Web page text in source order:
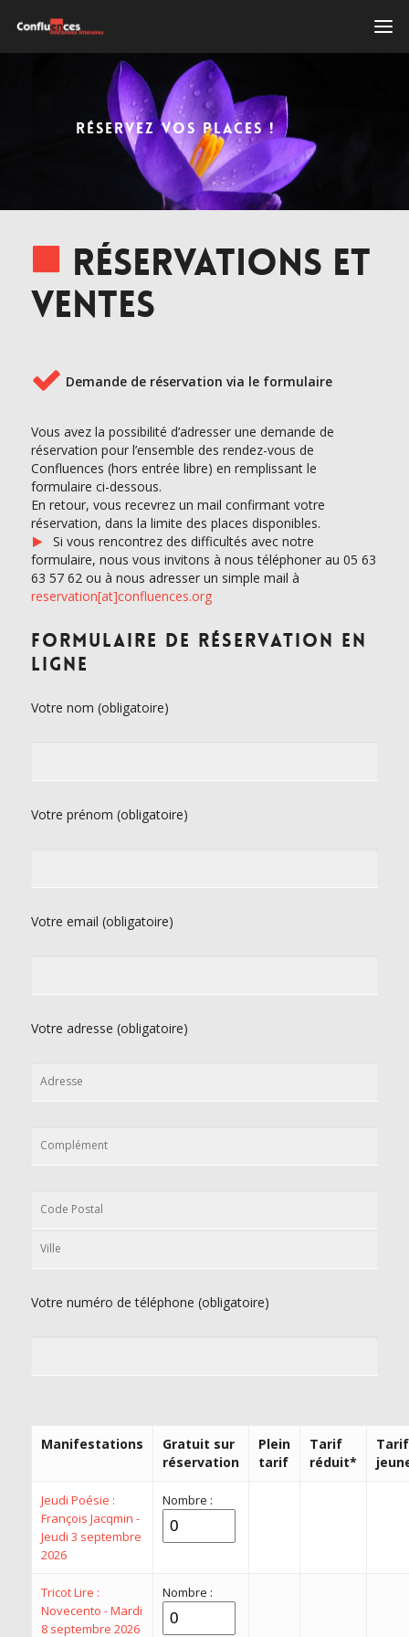
RÉSERVEZ VOS PLACES !
Réservations et
ventes
Demande de réservation via le formulaire
Vous avez la possibilité d’adresser une demande de
réservation pour l’ensemble des rendez-vous de
Confluences (hors entrée libre) en remplissant le
formulaire ci-dessous.
En retour, vous recevrez un mail confirmant votre
réservation, dans la limite des places disponibles.
Si vous rencontrez des difficultés avec notre
formulaire, nous vous invitons à nous téléphoner au 05 63
63 57 62 ou à nous adresser un simple mail à
reservation[at]confluences.org
Formulaire de réservation en
ligne
Votre nom (obligatoire)
Votre prénom (obligatoire)
Votre email (obligatoire)
Votre adresse (obligatoire)
Votre numéro de téléphone (obligatoire)
Manifestations
Gratuit sur
réservation
Plein
tarif
Tarif
réduit*
Tarif
Jeudi Poésie :
François Jacqmin -
Jeudi 3 septembre
2026
Nombre :
Tricot Lire :
Novecento - Mardi
8 septembre 2026
Nombre :